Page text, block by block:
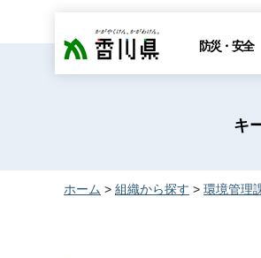
香川県 防災・安全
キ
ホーム > 組織から探す > 環境管理